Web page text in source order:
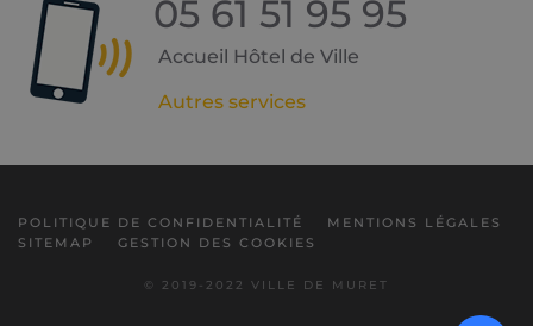
05 61 51 95 95
Accueil Hôtel de Ville
Autres services
POLITIQUE DE CONFIDENTIALITÉ
MENTIONS LÉGALES
SITEMAP
GESTION DES COOKIES
© 2019-2022 VILLE DE MURET